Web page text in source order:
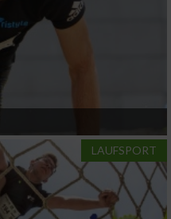
LAUFSPORT